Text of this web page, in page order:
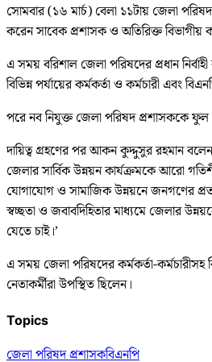
সোমবার (১৬ মার্চ) বেলা ১১টায় জেলা পরিষদ
করেন সাবেক প্রশাসক ও অতিরিক্ত বিভাগীয়
এ সময় বরিশাল জেলা পরিষদের প্রধান
বিভিন্ন পর্যায়ের কর্মকর্তা ও কর্মচারী এবং
পরে নব নিযুক্ত জেলা পরিষদ প্রশাসককে ফুল
দায়িত্ব গ্রহণের পর আকন কুদ্দুসুর রহমান
জেলার সার্বিক উন্নয়ন কার্যক্রমকে আরো
যোগাযোগ ও সামাজিক উন্নয়নে জনগণের
স্বচ্ছতা ও জবাবদিহিতার মাধ্যমে জেলার
যেতে চাই।’
এ সময় জেলা পরিষদের কর্মকর্তা-কর্মচারীসহ
নেতাকর্মীরা উপস্থিত ছিলেন।
Topics
জেলা পরিষদ প্রশাসকবিএনপি